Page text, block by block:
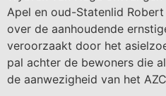
Apel en oud-Statenlid
over de aanhoudende
veroorzaakt door het
pal achter de bewoners die
de aanwezigheid van het